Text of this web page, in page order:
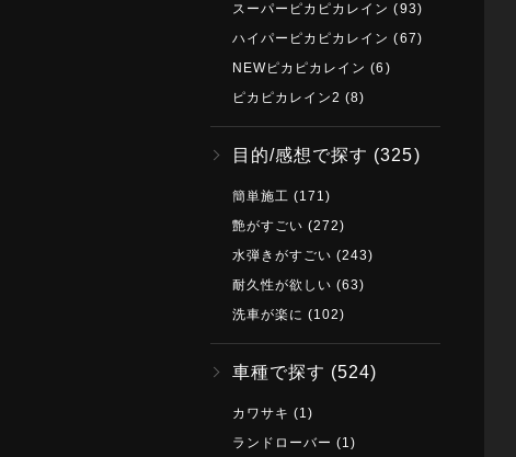
スーパーピカピカレイン (93)
ハイパーピカピカレイン (67)
NEWピカピカレイン (6)
ピカピカレイン2 (8)
目的/感想で探す (325)
簡単施工 (171)
艶がすごい (272)
水弾きがすごい (243)
耐久性が欲しい (63)
洗車が楽に (102)
車種で探す (524)
カワサキ (1)
ランドローバー (1)